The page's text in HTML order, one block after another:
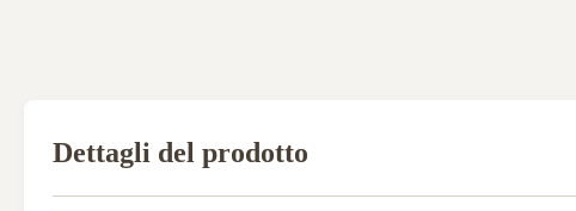
Dettagli del prodotto